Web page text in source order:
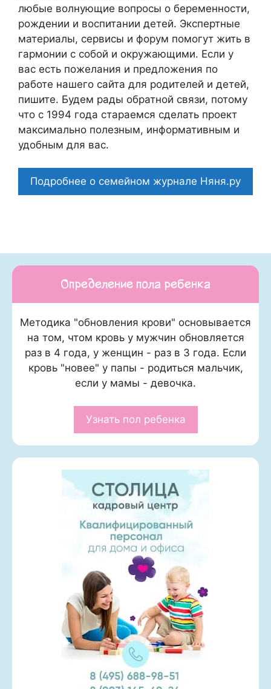
любые волнующие вопросы о беременности,
рождении и воспитании детей. Экспертные
материалы, сервисы и форум помогут жить в
гармонии с собой и окружающими. Если у
вас есть пожелания и предложения по
работе нашего сайта для родителей и детей,
пишите. Будем рады обратной связи, потому
что c 1994 года стараемся сделать проект
максимально полезным, информативным и
удобным для вас.
Подробнее о семейном журнале Няня.ру
Определение пола ребенка
Методика "обновления крови" основывается
на том, чтом кровь у мужчин обновляется
раз в 4 года, у женщин - раз в 3 года. Если
кровь "новее" у папы - родиться мальчик,
если у мамы - девочка.
Узнать пол ребенка